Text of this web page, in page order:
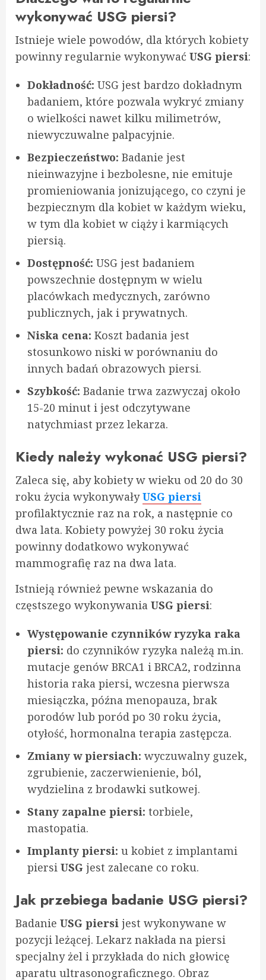
wykonywać USG piersi?
Istnieje wiele powodów, dla których kobiety
powinny regularnie wykonywać USG piersi:
Dokładność: USG jest bardzo dokładnym
badaniem, które pozwala wykryć zmiany
o wielkości nawet kilku milimetrów,
niewyczuwalne palpacyjnie.
Bezpieczeństwo: Badanie jest
nieinwazyjne i bezbolesne, nie emituje
promieniowania jonizującego, co czyni je
bezpiecznym dla kobiet w każdym wieku,
w tym dla kobiet w ciąży i karmiących
piersią.
Dostępność: USG jest badaniem
powszechnie dostępnym w wielu
placówkach medycznych, zarówno
publicznych, jak i prywatnych.
Niska cena: Koszt badania jest
stosunkowo niski w porównaniu do
innych badań obrazowych piersi.
Szybkość: Badanie trwa zazwyczaj około
15-20 minut i jest odczytywane
natychmiast przez lekarza.
Kiedy należy wykonać USG piersi?
Zaleca się, aby kobiety w wieku od 20 do 30
roku życia wykonywałyUSG piersi
profilaktycznie raz na rok, a następnie co
dwa lata. Kobiety powyżej 30 roku życia
powinny dodatkowo wykonywać
mammografię raz na dwa lata.
Istnieją również pewne wskazania do
częstszego wykonywania USG piersi:
Występowanie czynników ryzyka raka
piersi: do czynników ryzyka należą m.in.
mutacje genów BRCA1 i BRCA2, rodzinna
historia raka piersi, wczesna pierwsza
miesiączka, późna menopauza, brak
porodów lub poród po 30 roku życia,
otyłość, hormonalna terapia zastępcza.
Zmiany w piersiach: wyczuwalny guzek,
zgrubienie, zaczerwienienie, ból,
wydzielina z brodawki sutkowej.
Stany zapalne piersi: torbiele,
mastopatia.
Implanty piersi: u kobiet z implantami
piersi USG jest zalecane co roku.
Jak przebiega badanie USG piersi?
Badanie USG piersi jest wykonywane w
pozycji leżącej. Lekarz nakłada na piersi
specjalny żel i przykłada do nich głowicę
aparatu ultrasonograficznego. Obraz